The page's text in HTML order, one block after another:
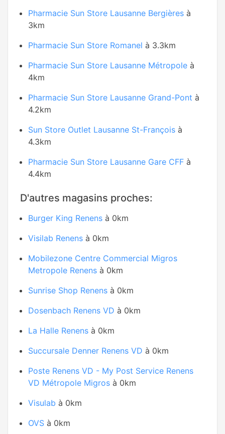
Pharmacie Sun Store Lausanne Bergières à
3km
Pharmacie Sun Store Romanel à 3.3km
Pharmacie Sun Store Lausanne Métropole à
4km
Pharmacie Sun Store Lausanne Grand-Pont à
4.2km
Sun Store Outlet Lausanne St-François à
4.3km
Pharmacie Sun Store Lausanne Gare CFF à
4.4km
D'autres magasins proches:
Burger King Renens à 0km
Visilab Renens à 0km
Mobilezone Centre Commercial Migros
Metropole Renens à 0km
Sunrise Shop Renens à 0km
Dosenbach Renens VD à 0km
La Halle Renens à 0km
Succursale Denner Renens VD à 0km
Poste Renens VD - My Post Service Renens
VD Métropole Migros à 0km
Visulab à 0km
OVS à 0km